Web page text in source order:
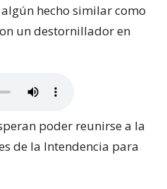
hecho similar como
un destornillador en
poder reunirse a la
de la Intendencia para